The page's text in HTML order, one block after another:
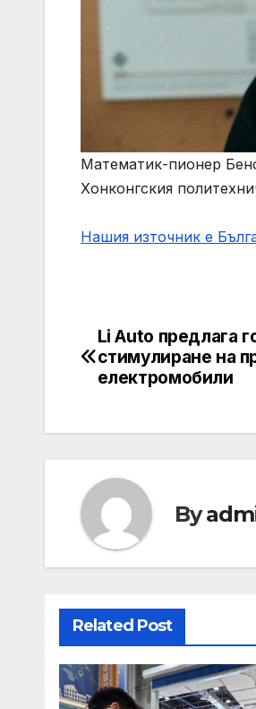
Математик-пионер
Хонконгския
Нашия източник е
Post
navigation
Li Auto предлага
стимулиране на
електромобили
By
Related Post